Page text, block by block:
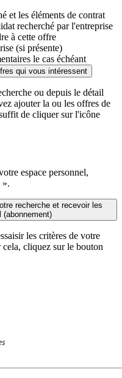
et les éléments de contrat
recherché par l'entreprise
à cette offre
(si présente)
le cas échéant
qui vous intéressent
ou depuis le détail
ajouter la ou les offres de
de cliquer sur l'icône
espace personnel,
».
recherche et recevoir les
(abonnement)
les critères de votre
cliquez sur le bouton